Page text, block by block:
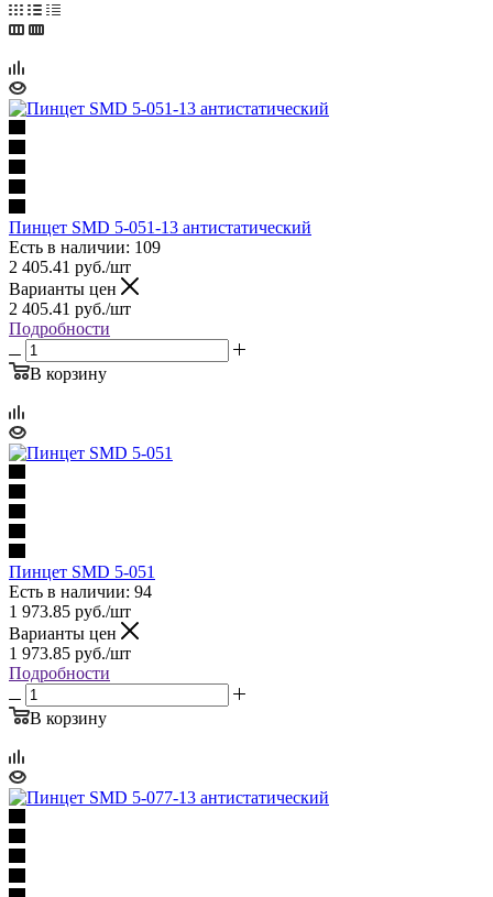
Пинцет SMD 5-051-13 антистатический
Есть в наличии: 109
2 405.41 руб./шт
Варианты цен
2 405.41 руб./шт
Подробности
В корзину
Пинцет SMD 5-051
Есть в наличии: 94
1 973.85 руб./шт
Варианты цен
1 973.85 руб./шт
Подробности
В корзину